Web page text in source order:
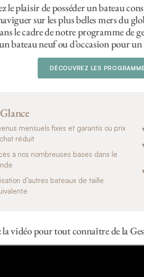
le plaisir de posséder un bateau
sur les plus belles mers du
le cadre de notre programme de
bateau neuf ou d’occasion pour un
DÉCOUVREZ LES
mensuels fixes et garantis ou prix
réduit
à nos nombreuses bases dans le
d’autres bateaux de taille
la vidéo pour tout connaître de la